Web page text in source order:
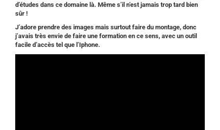
d’études dans ce domaine là. Même s’il n’est jamais trop tard bien
sûr !
J’adore prendre des images mais surtout faire du montage, donc
j’avais très envie de faire une formation en ce sens, avec un outil
facile d’accès tel que l’Iphone.